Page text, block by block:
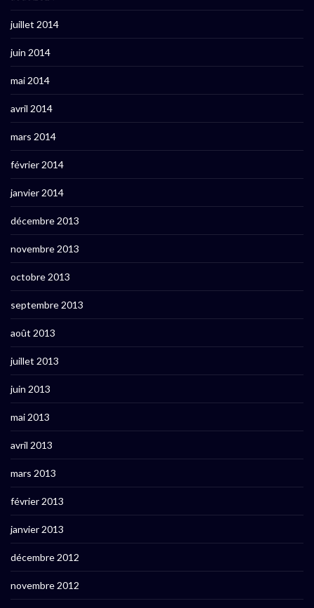
juillet 2014
juin 2014
mai 2014
avril 2014
mars 2014
février 2014
janvier 2014
décembre 2013
novembre 2013
octobre 2013
septembre 2013
août 2013
juillet 2013
juin 2013
mai 2013
avril 2013
mars 2013
février 2013
janvier 2013
décembre 2012
novembre 2012